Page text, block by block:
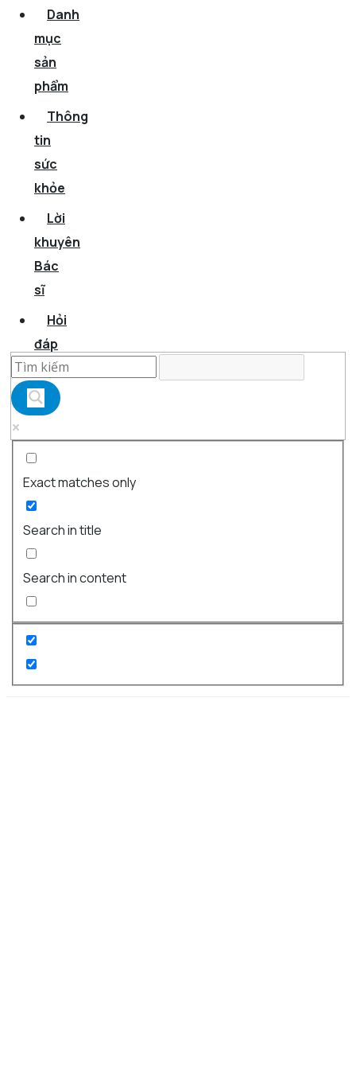
Danh
mục
sản
phẩm
Thông
tin
sức
khỏe
Lời
khuyên
Bác
sĩ
Hỏi
đáp
Exact matches only
Search in title
Search in content